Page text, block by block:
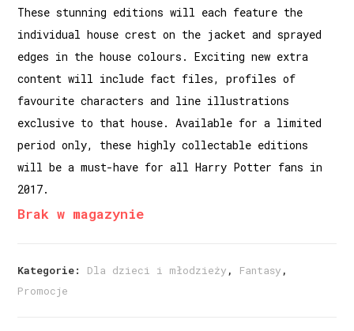
These stunning editions will each feature the
individual house crest on the jacket and sprayed
edges in the house colours. Exciting new extra
content will include fact files, profiles of
favourite characters and line illustrations
exclusive to that house. Available for a limited
period only, these highly collectable editions
will be a must-have for all Harry Potter fans in
2017.
Brak w magazynie
Kategorie: Dla dzieci i młodzieży , Fantasy ,
Promocje